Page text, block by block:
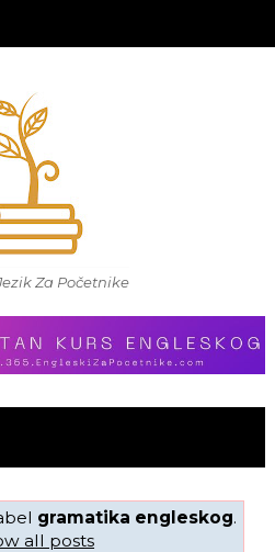
Za Početnike
gramatika engleskog.
all posts